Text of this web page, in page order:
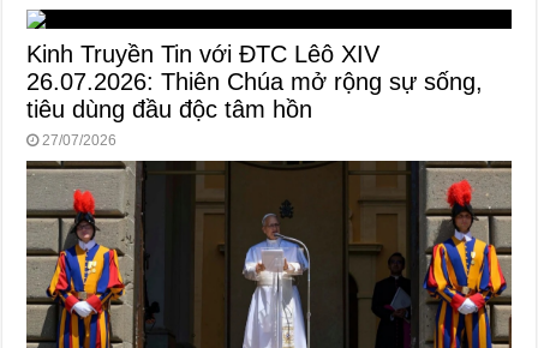
Kinh Truyền Tin với ĐTC Lêô XIV
26.07.2026: Thiên Chúa mở rộng sự sống,
tiêu dùng đầu độc tâm hồn
27/07/2026